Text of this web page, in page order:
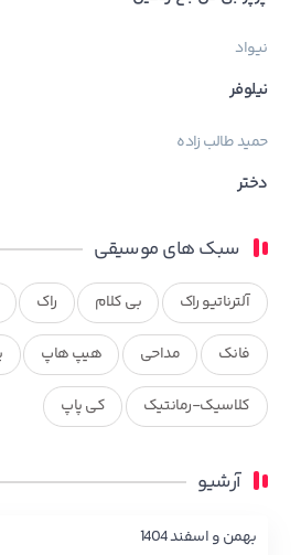
نیواد
نیلوفر
حمید طالب زاده
دختر
سبک های موسیقی
آلترناتیو راک بی کلام راک
فانک مداحی هیپ هاپ
کلاسیک-رمانتیک کی پاپ
آرشیو
بهمن و اسفند 1404